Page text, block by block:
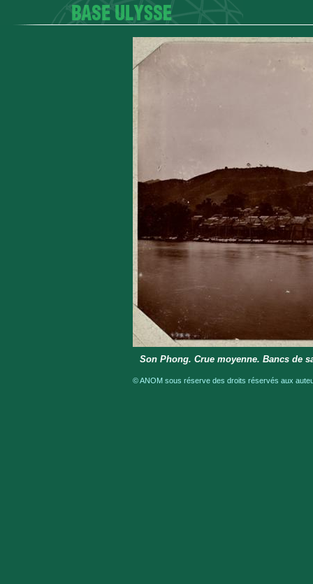
Son Phong. Crue moyenne. Bancs de
© ANOM sous réserve des droits réservés aux